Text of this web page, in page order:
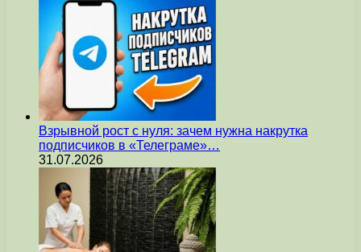
Взрывной рост с нуля: зачем нужна накрутка
подписчиков в «Телеграме»…
31.07.2026